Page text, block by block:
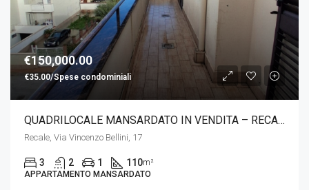
€150,000.00
€35.00/Spese condominiali
QUADRILOCALE MANSARDATO IN VENDITA – RECALE – ZONA STAZIONE
Recale, Via Vincenzo Bellini, 17
3 2 1 110m²
APPARTAMENTO MANSARDATO